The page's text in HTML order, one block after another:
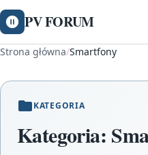
PV FORUM
Strona główna/Smartfony
KATEGORIA
Kategoria: